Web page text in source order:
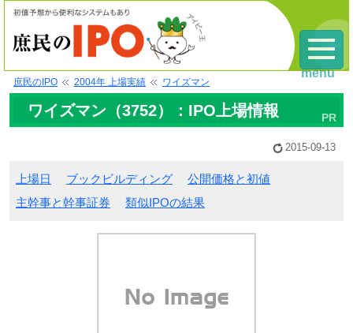
庶民のIPO 2004年 上場実績 ワイズマン
ワイズマン（3752）：IPO上場情報
2015-09-13
上場日 ブックビルディング
公開価格と初値
主幹事と幹事証券
類似IPOの結果
menu